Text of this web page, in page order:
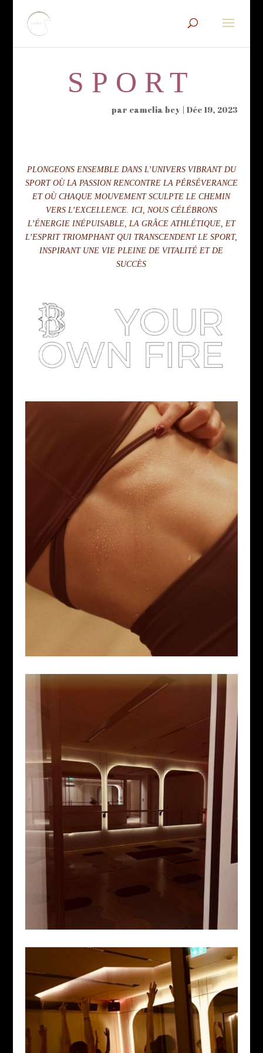
SPORT
par camelia bey |Déc 19, 2023
PLONGEONS ENSEMBLE DANS L’UNIVERS VIBRANT DU
SPORT OÙ LA PASSION RENCONTRE LA PÉRSÉVERANCE
ET OÙ CHAQUE MOUVEMENT SCULPTE LE CHEMIN
VERS L’EXCELLENCE. ICI, NOUS CÉLÉBRONS
L’ÉNERGIE INÉPUISABLE, LA GRÂCE ATHLÉTIQUE, ET
L’ESPRIT TRIOMPHANT QUI TRANSCENDENT LE SPORT,
INSPIRANT UNE VIE PLEINE DE VITALITÉ ET DE
SUCCÈS